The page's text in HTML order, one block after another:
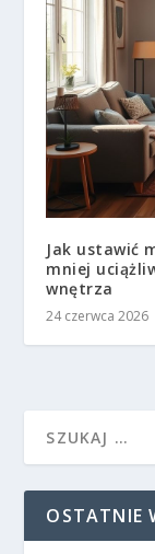
Jak ustawić
mniej
wnętrza
24 czerwca 2026
OSTATNIE